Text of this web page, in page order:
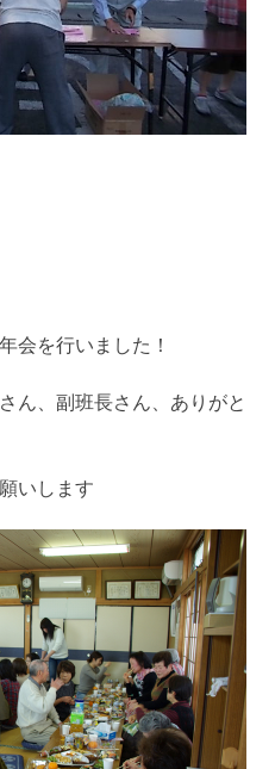
会を行いました！
ん、副班長さん、ありがと
いします